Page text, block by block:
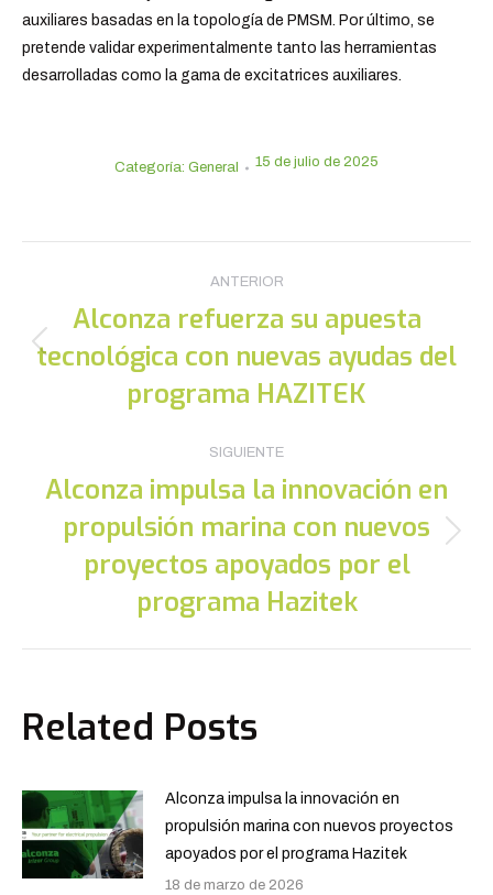
auxiliares basadas en la topología de PMSM. Por último, se
pretende validar experimentalmente tanto las herramientas
desarrolladas como la gama de excitatrices auxiliares.
Categoría: General 15 de julio de 2025
Navegación
entre
publicaciones
ANTERIOR
Publicación
anterior:
Alconza refuerza su apuesta
tecnológica con nuevas ayudas del
programa HAZITEK
SIGUIENTE
siguiente:
Alconza impulsa la innovación en
propulsión marina con nuevos
proyectos apoyados por el
programa Hazitek
Related Posts
Alconza impulsa la innovación en
propulsión marina con nuevos proyectos
apoyados por el programa Hazitek
18 de marzo de 2026